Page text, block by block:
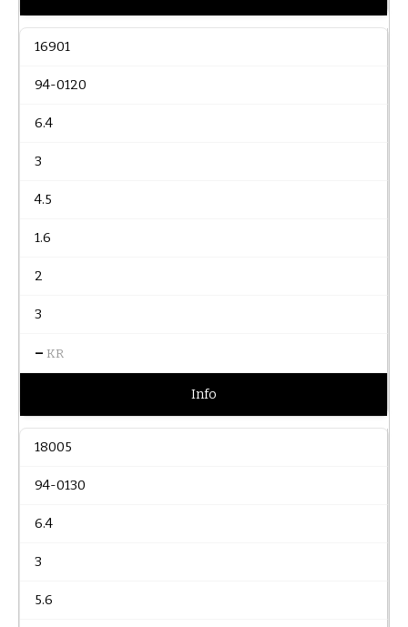
16901
94-0120
6.4
3
4.5
1.6
2
3
– KR
Info
18005
94-0130
6.4
3
5.6